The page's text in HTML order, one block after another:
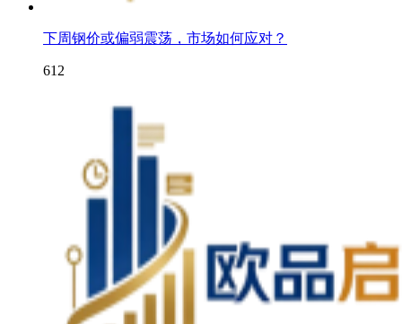
下周钢价或偏弱震荡，市场如何应对？
612